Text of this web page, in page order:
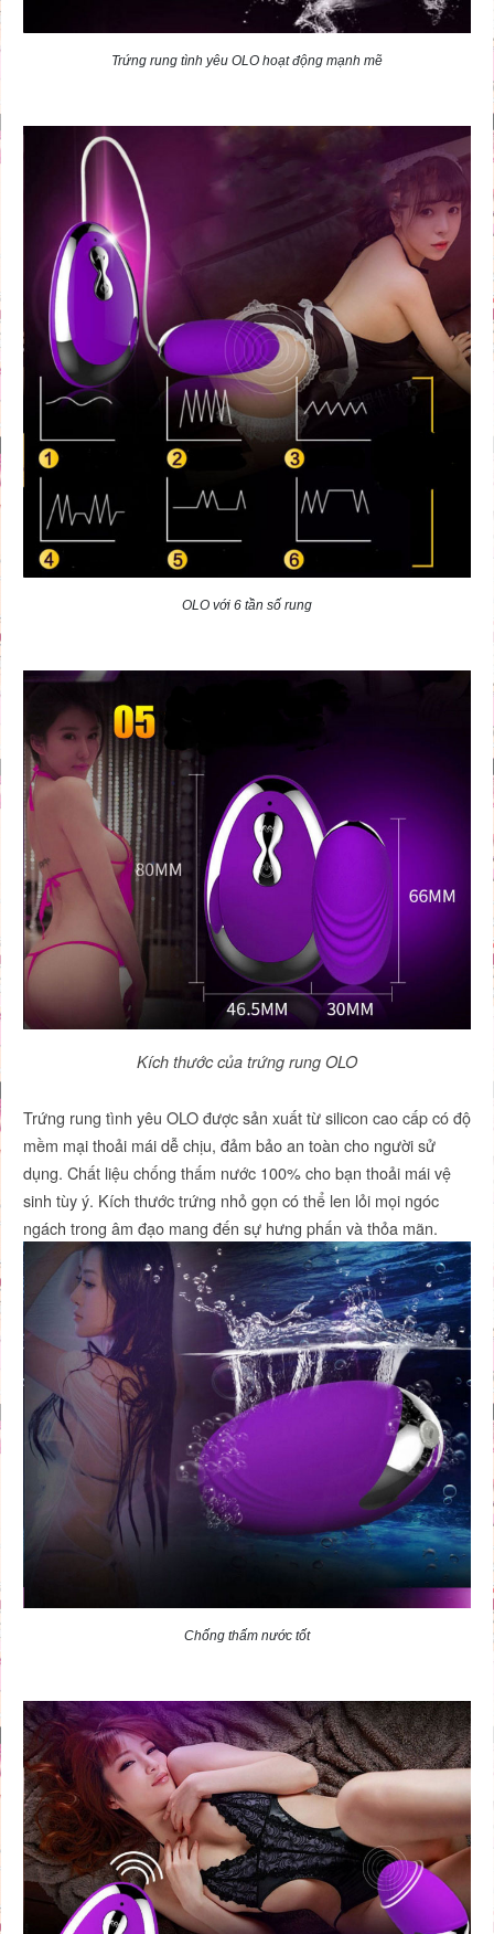
Trứng rung tình yêu OLO hoạt động mạnh mẽ
OLO với 6 tần số rung
Kích thước của trứng rung OLO
Trứng rung tình yêu OLO được sản xuất từ silicon cao cấp có độ
mềm mại thoải mái dễ chịu, đảm bảo an toàn cho người sử
dụng. Chất liệu chống thấm nước 100% cho bạn thoải mái vệ
sinh tùy ý. Kích thước trứng nhỏ gọn có thể len lỏi mọi ngóc
ngách trong âm đạo mang đến sự hưng phấn và thỏa mãn.
Chống thấm nước tốt